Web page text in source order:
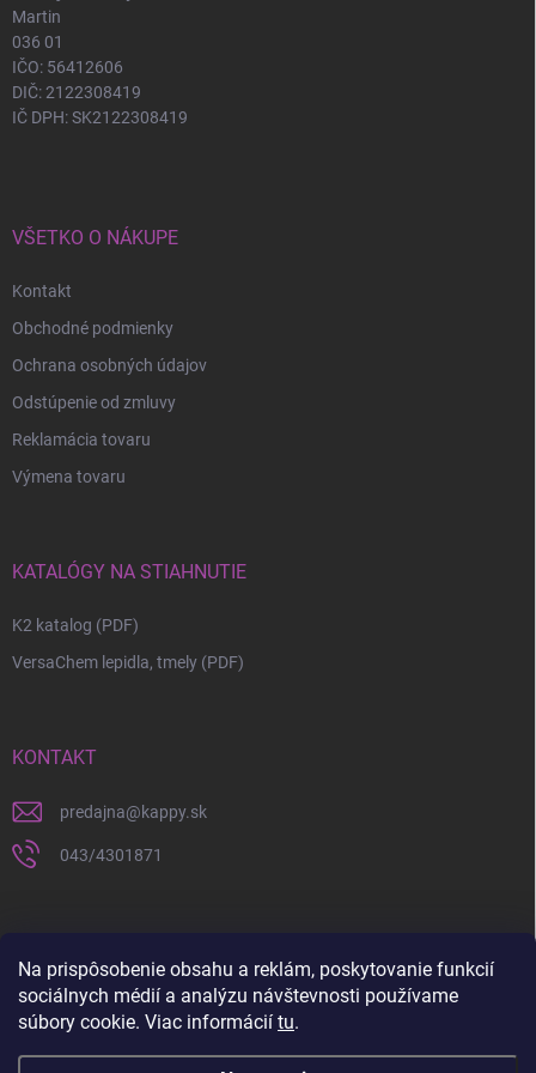
Na prispôsobenie obsahu a reklám, poskytovanie funkcií
sociálnych médií a analýzu návštevnosti používame
súbory cookie. Viac informácií tu.
Martin
036 01
IČO: 56412606
DIČ: 2122308419
IČ DPH: SK2122308419
VŠETKO O NÁKUPE
Kontakt
Obchodné podmienky
Ochrana osobných údajov
Odstúpenie od zmluvy
Reklamácia tovaru
Výmena tovaru
KATALÓGY NA STIAHNUTIE
K2 katalog (PDF)
VersaChem lepidla, tmely (PDF)
KONTAKT
predajna@kappy.sk
043/4301871